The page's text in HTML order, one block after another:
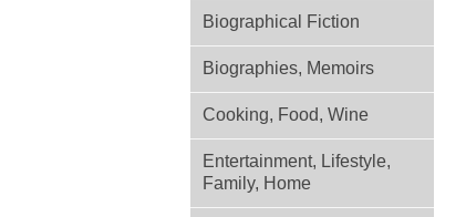
Biographical Fiction
Biographies, Memoirs
Cooking, Food, Wine
Entertainment, Lifestyle,
Family, Home